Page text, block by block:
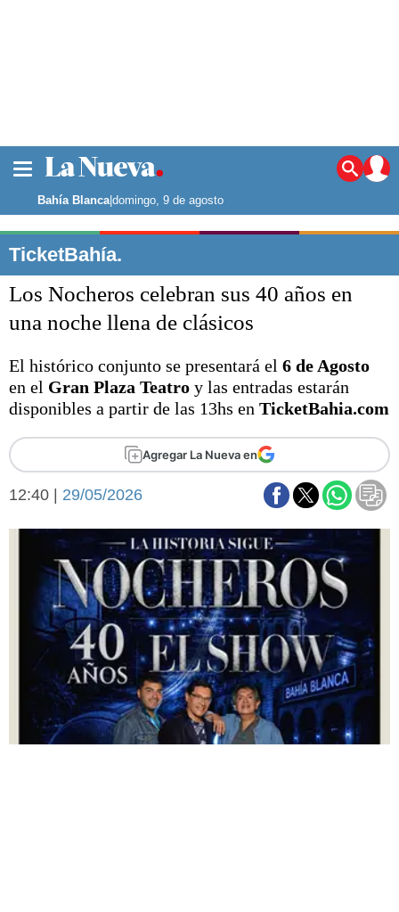
Noticias
La ciudad
Punta Alta
El mundo
Seguridad
Deportes
Escenario Olímpico
Liga del Sur
Básquetbol
Fútbol
Federal A
Arte y cultura
Economía y campo
Economía y finanzas
Con el campo
Espacio empresas
Sociedad y tiempo
libre
Sociedad
Tecnología
Turismo
Salud
Es viral
El tiempo
Bahía Blanca|domingo, 9 de agosto
TicketBahía.
Los Nocheros celebran sus 40 años en
una noche llena de clásicos
El histórico conjunto se presentará el 6 de Agosto
en el Gran Plaza Teatro y las entradas estarán
disponibles a partir de las 13hs en TicketBahia.com
Agregar La Nueva en
12:40 | 29/05/2026